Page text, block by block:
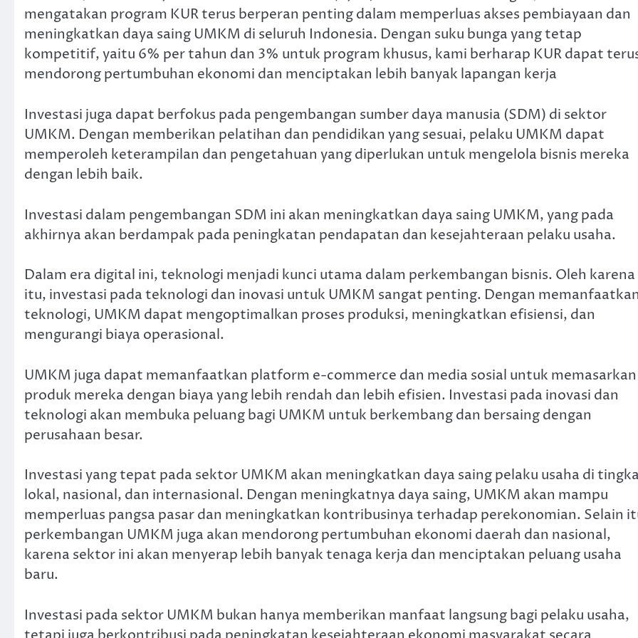
mengatakan program KUR terus berperan penting dalam memperluas akses pembiayaan dan
meningkatkan daya saing UMKM di seluruh Indonesia. Dengan suku bunga yang tetap
kompetitif, yaitu 6% per tahun dan 3% untuk program khusus, kami berharap KUR dapat
mendorong pertumbuhan ekonomi dan menciptakan lebih banyak lapangan kerja
Investasi juga dapat berfokus pada pengembangan sumber daya manusia (SDM) di sektor
UMKM. Dengan memberikan pelatihan dan pendidikan yang sesuai, pelaku UMKM dapat
memperoleh keterampilan dan pengetahuan yang diperlukan untuk mengelola bisnis mereka
dengan lebih baik.
Investasi dalam pengembangan SDM ini akan meningkatkan daya saing UMKM, yang pada
akhirnya akan berdampak pada peningkatan pendapatan dan kesejahteraan pelaku usaha.
Dalam era digital ini, teknologi menjadi kunci utama dalam perkembangan bisnis. Oleh karena
itu, investasi pada teknologi dan inovasi untuk UMKM sangat penting. Dengan
teknologi, UMKM dapat mengoptimalkan proses produksi, meningkatkan efisiensi, dan
mengurangi biaya operasional.
UMKM juga dapat memanfaatkan platform e-commerce dan media sosial untuk memasarkan
produk mereka dengan biaya yang lebih rendah dan lebih efisien. Investasi pada inovasi dan
teknologi akan membuka peluang bagi UMKM untuk berkembang dan bersaing dengan
perusahaan besar.
Investasi yang tepat pada sektor UMKM akan meningkatkan daya saing pelaku usaha di
lokal, nasional, dan internasional. Dengan meningkatnya daya saing, UMKM akan mampu
memperluas pangsa pasar dan meningkatkan kontribusinya terhadap perekonomian. Selain
perkembangan UMKM juga akan mendorong pertumbuhan ekonomi daerah dan nasional,
karena sektor ini akan menyerap lebih banyak tenaga kerja dan menciptakan peluang usaha
baru.
Investasi pada sektor UMKM bukan hanya memberikan manfaat langsung bagi pelaku usaha,